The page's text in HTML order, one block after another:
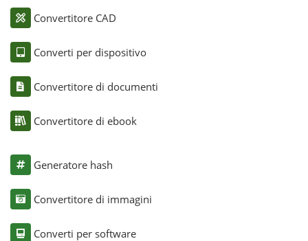
Convertitore CAD
Converti per dispositivo
Convertitore di documenti
Convertitore di ebook
Generatore hash
Convertitore di immagini
Converti per software